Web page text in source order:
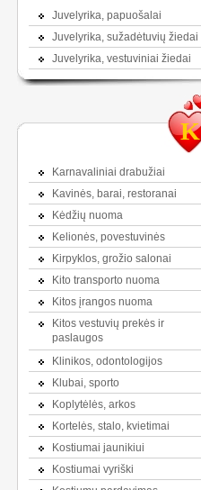
Juvelyrika, papuošalai
Juvelyrika, sužadėtuvių žiedai
Juvelyrika, vestuviniai žiedai
K
Karnavaliniai drabužiai
Kavinės, barai, restoranai
Kėdžių nuoma
Kelionės, povestuvinės
Kirpyklos, grožio salonai
Kito transporto nuoma
Kitos įrangos nuoma
Kitos vestuvių prekės ir
paslaugos
Klinikos, odontologijos
Klubai, sporto
Koplytėlės, arkos
Kortelės, stalo, kvietimai
Kostiumai jaunikiui
Kostiumai vyriški